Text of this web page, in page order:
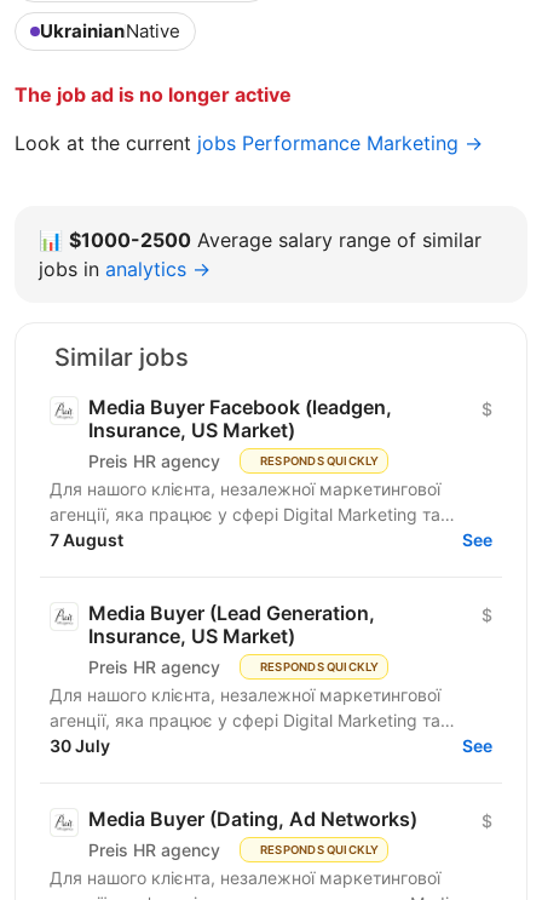
UkrainianNative
The job ad is no longer active
Look at the current jobs Performance Marketing →
📊 $1000-2500 Average salary range of similar
jobs in analytics →
Similar jobs
Media Buyer Facebook (leadgen,
Insurance, US Market)
Preis HR agency RESPONDS QUICKLY
$
Для нашого клієнта, незалежної маркетингової
агенції, яка працює у сфері Digital Marketing та
Affiliate Marketing, шукаємо Lead Generation
7 August See
Media Buyer (Lead Generation,
Insurance, US Market)
Preis HR agency RESPONDS QUICKLY
$
Для нашого клієнта, незалежної маркетингової
агенції, яка працює у сфері Digital Marketing та
Affiliate Marketing, шукаємо Lead Generation
30 July See
Media Buyer (Dating, Ad Networks)
Preis HR agency RESPONDS QUICKLY
$
Для нашого клієнта, незалежної маркетингової